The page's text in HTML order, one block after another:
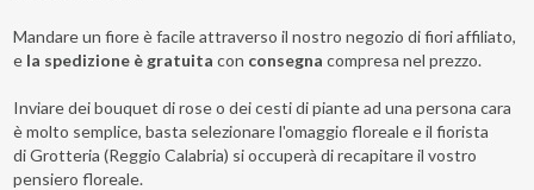
Mandare un fiore è facile attraverso il nostro negozio di fiori affiliato,
e la spedizione è gratuita con consegna compresa nel prezzo.
Inviare dei bouquet di rose o dei cesti di piante ad una persona cara
è molto semplice, basta selezionare l'omaggio floreale e il fiorista
di Grotteria (Reggio Calabria) si occuperà di recapitare il vostro
pensiero floreale.